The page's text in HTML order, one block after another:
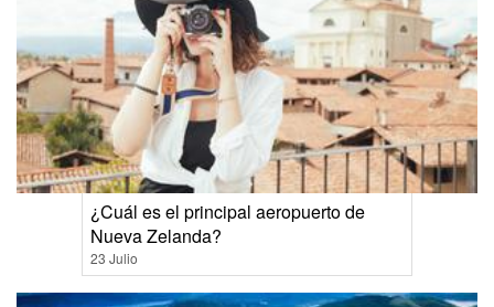
¿Cuál es el principal aeropuerto de
Nueva Zelanda?
23 Julio